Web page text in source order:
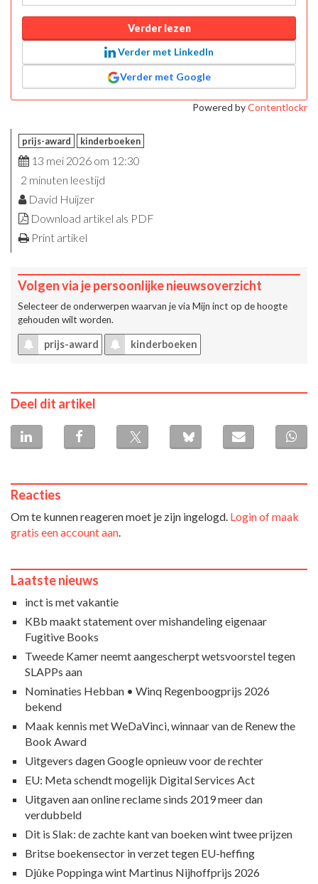
Verder lezen
Verder met LinkedIn
Verder met Google
Powered byContentlockr
prijs-award kinderboeken
13 mei 2026 om 12:30
2 minuten leestijd
David Huijzer
Download artikel als PDF
Print artikel
Volgen via je persoonlijke nieuwsoverzicht
Selecteer de onderwerpen waarvan je via Mijn inct op de hoogte
gehouden wilt worden.
prijs-award kinderboeken
Deel dit artikel
Reacties
Om te kunnen reageren moet je zijn ingelogd. Login of maak
gratis een account aan.
Laatste nieuws
inct is met vakantie
KBb maakt statement over mishandeling eigenaar
Fugitive Books
Tweede Kamer neemt aangescherpt wetsvoorstel tegen
SLAPPs aan
Nominaties Hebban • Winq Regenboogprijs 2026
bekend
Maak kennis met WeDaVinci, winnaar van de Renew the
Book Award
Uitgevers dagen Google opnieuw voor de rechter
EU: Meta schendt mogelijk Digital Services Act
Uitgaven aan online reclame sinds 2019 meer dan
verdubbeld
Dit is Slak: de zachte kant van boeken wint twee prijzen
Britse boekensector in verzet tegen EU-heffing
Djûke Poppinga wint Martinus Nijhoffprijs 2026